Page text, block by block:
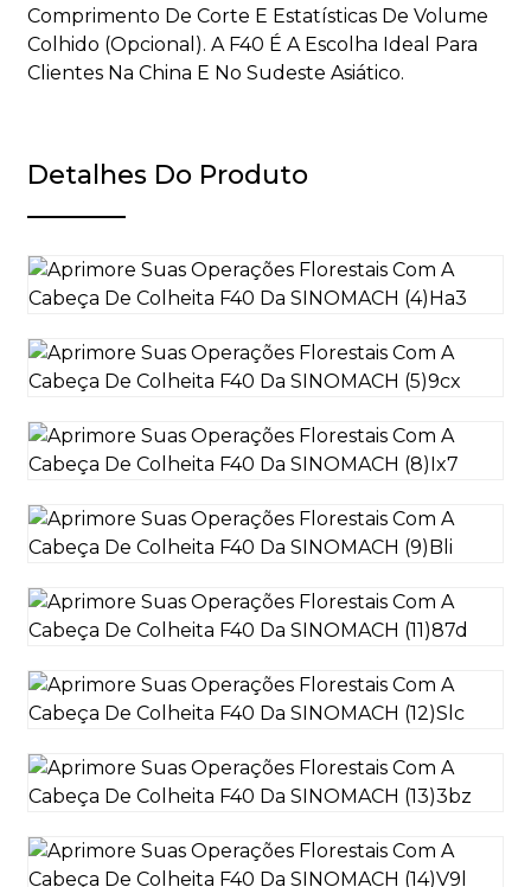
Comprimento De Corte E Estatísticas De Volume
Colhido (opcional). A F40 É A Escolha Ideal Para
Clientes Na China E No Sudeste Asiático.
Detalhes Do Produto